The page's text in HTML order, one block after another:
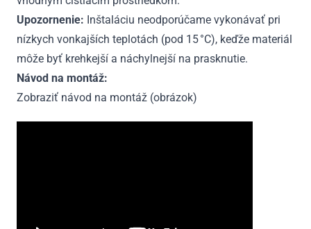
Upozornenie: Inštaláciu neodporúčame vykonávať pri
nízkych vonkajších teplotách (pod 15 °C), keďže materiál
môže byť krehkejší a náchylnejší na prasknutie.
Návod na montáž:
Zobraziť návod na montáž (obrázok)